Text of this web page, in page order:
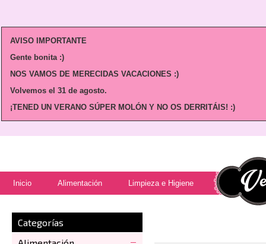
AVISO IMPORTANTE
Gente bonita :)
NOS VAMOS DE MERECIDAS VACACIONES :)
Volvemos el 31 de agosto.
¡TENED UN VERANO SÚPER MOLÓN Y NO OS DERRITÁIS! :)
Inicio Alimentación Limpieza e Higiene
Categorías